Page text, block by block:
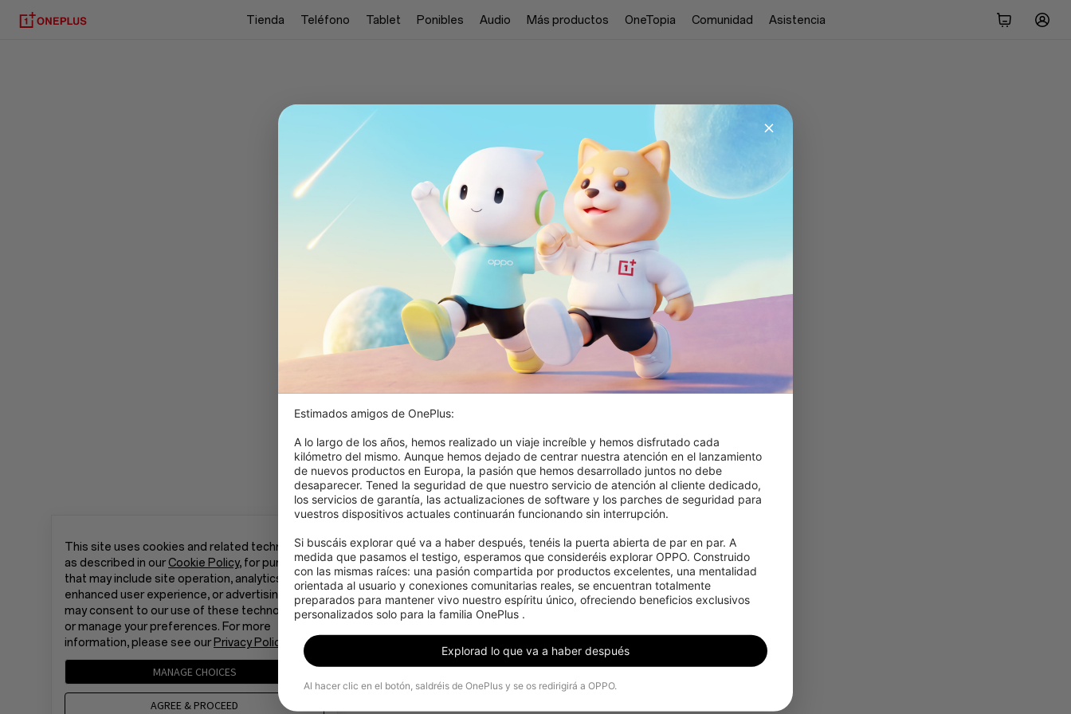
Tienda Teléfono Tablet Ponibles Audio Más productos OneTopia Comunidad Asistencia
Estimados amigos de OnePlus:
A lo largo de los años, hemos realizado un viaje increíble y hemos disfrutado cada
kilómetro del mismo. Aunque hemos dejado de centrar nuestra atención en el lanzamiento
de nuevos productos en Europa, la pasión que hemos desarrollado juntos no debe
desaparecer. Tened la seguridad de que nuestro servicio de atención al cliente dedicado,
los servicios de garantía, las actualizaciones de software y los parches de seguridad para
vuestros dispositivos actuales continuarán funcionando sin interrupción.
Si buscáis explorar qué va a haber después, tenéis la puerta abierta de par en par. A
medida que pasamos el testigo, esperamos que consideréis explorar OPPO. Construido
con las mismas raíces: una pasión compartida por productos excelentes, una mentalidad
orientada al usuario y conexiones comunitarias reales, se encuentran totalmente
preparados para mantener vivo nuestro espíritu único, ofreciendo beneficios exclusivos
personalizados solo para la familia OnePlus .
Explorad lo que va a haber después
Al hacer clic en el botón, saldréis de OnePlus y se os redirigirá a OPPO.
This site uses cookies and related technologies,
as described in ourCookie Policy, for purposes
that may include site operation, analytics,
enhanced user experience, or advertising. You
may consent to our use of these technologies
or manage your preferences. For more
information, please see our Privacy Policy
MANAGE CHOICES
AGREE & PROCEED